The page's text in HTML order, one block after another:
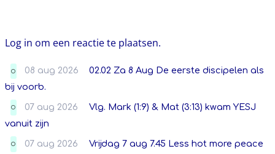
Log in om een reactie te plaatsen.
O 08 aug 2026
02.02 Za 8 Aug De eerste discipelen als
bij voorb.
O 07 aug 2026
Vlg. Mark (1:9) & Mat (3:13) kwam YESJ
vanuit zijn
O 07 aug 2026
Vrijdag 7 aug 7.45 Less hot more peace